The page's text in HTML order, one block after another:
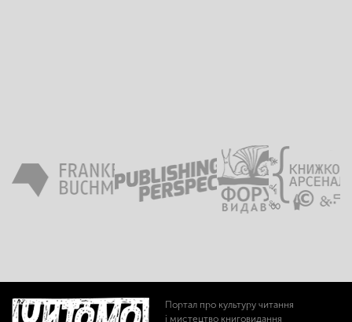
Портал про культуру читання
і мистецтво книговидання